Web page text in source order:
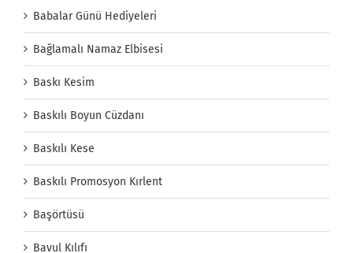
Babalar Günü Hediyeleri
Bağlamalı Namaz Elbisesi
Baskı Kesim
Baskılı Boyun Cüzdanı
Baskılı Kese
Baskılı Promosyon Kırlent
Başörtüsü
Bavul Kılıfı